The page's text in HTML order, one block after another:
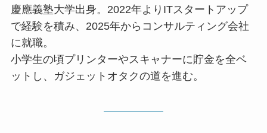
慶應義塾大学出身。2022年よりITスタートアップ
で経験を積み、2025年からコンサルティング会社
に就職。
小学生の頃プリンターやスキャナーに貯金を全ベ
ットし、ガジェットオタクの道を進む。